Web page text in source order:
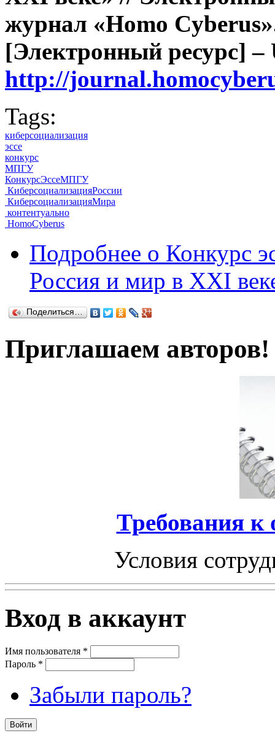
журнал «Homo
[Электронный ресурс] –
http://
Tags:
киберсоциализация
эссе
конкурс
МПГУ
КонкурсЭссеМПГУ
КиберсоциализацияРоссии
КиберсоциализацияМира
контентуально
HomoCyberus
Подробнее о Конкурс
Россия и мир в XXI
Поделиться…
Приглашаем авторов!
Требования к
Условия
Вход в аккаунт
Имя пользователя *
Пароль *
Забыли пароль?